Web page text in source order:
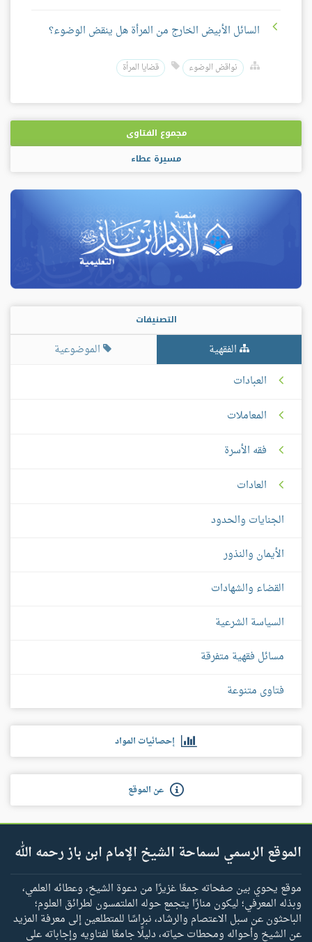
السائل الأبيض الخارج من المرأة هل ينقض الوضوء؟
نواقض الوضوء قضايا المرأة
مجموع الفتاوى
مسيرة عطاء
التصنيفات
الفقهية
الموضوعية
العبادات
المعاملات
فقه الأسرة
العادات
الجنايات والحدود
الأيمان والنذور
القضاء والشهادات
السياسة الشرعية
مسائل فقهية متفرقة
فتاوى متنوعة
إحصائيات المواد
عن الموقع
الموقع الرسمي لسماحة الشيخ الإمام ابن باز رحمه الله
موقع يحوي بين صفحاته جمعًا غزيرًا من دعوة الشيخ، وعطائه العلمي،
وبذله المعرفي؛ ليكون منارًا يتجمع حوله الملتمسون لطرائق العلوم؛
الباحثون عن سبل الاعتصام والرشاد، نبراسًا للمتطلعين إلى معرفة المزيد
عن الشيخ وأحواله ومحطات حياته، دليلًا جامعًا لفتاويه وإجاباته على